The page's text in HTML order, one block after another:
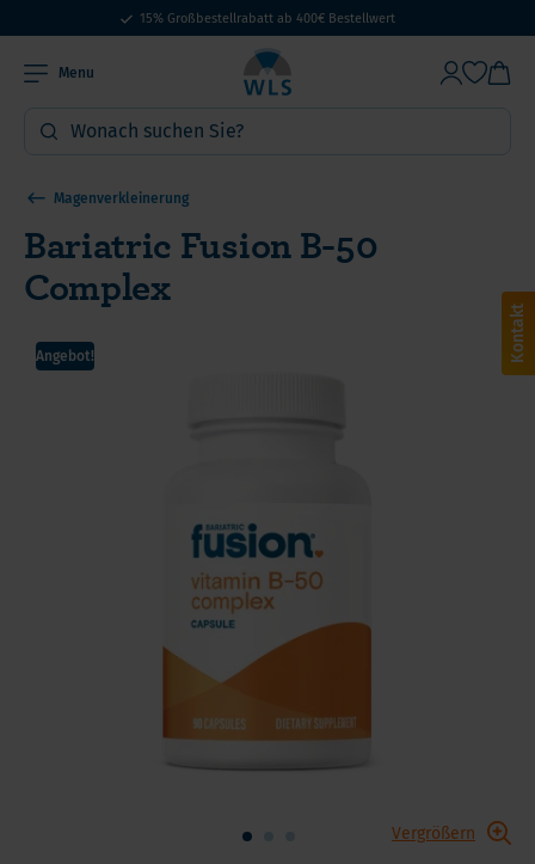
15% Großbestellrabatt ab 400€ Bestellwert
Menu
Magenverkleinerung
Bariatric Fusion B-50
Complex
Angebot!
Vergrößern
Kontakt